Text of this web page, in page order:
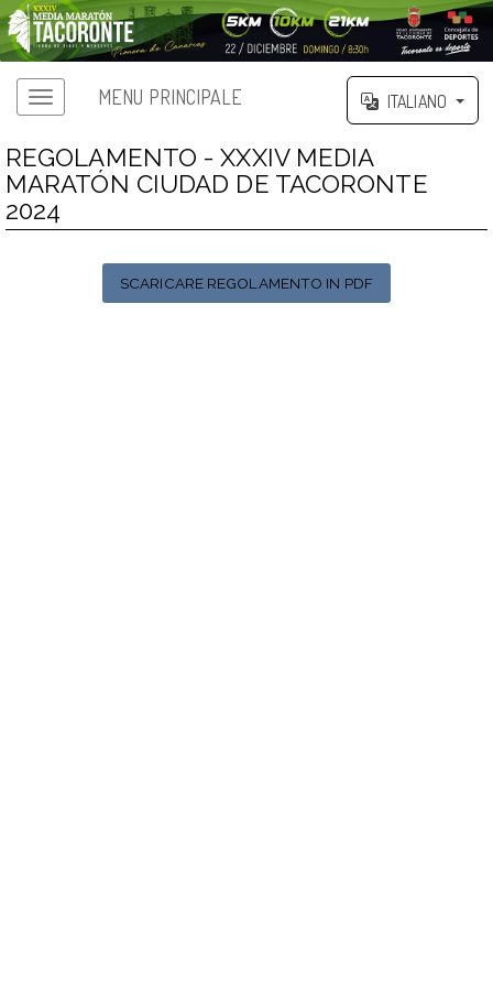
MENU PRINCIPALE ITALIANO
REGOLAMENTO - XXXIV MEDIA
MARATÓN CIUDAD DE TACORONTE
2024
SCARICARE REGOLAMENTO IN PDF